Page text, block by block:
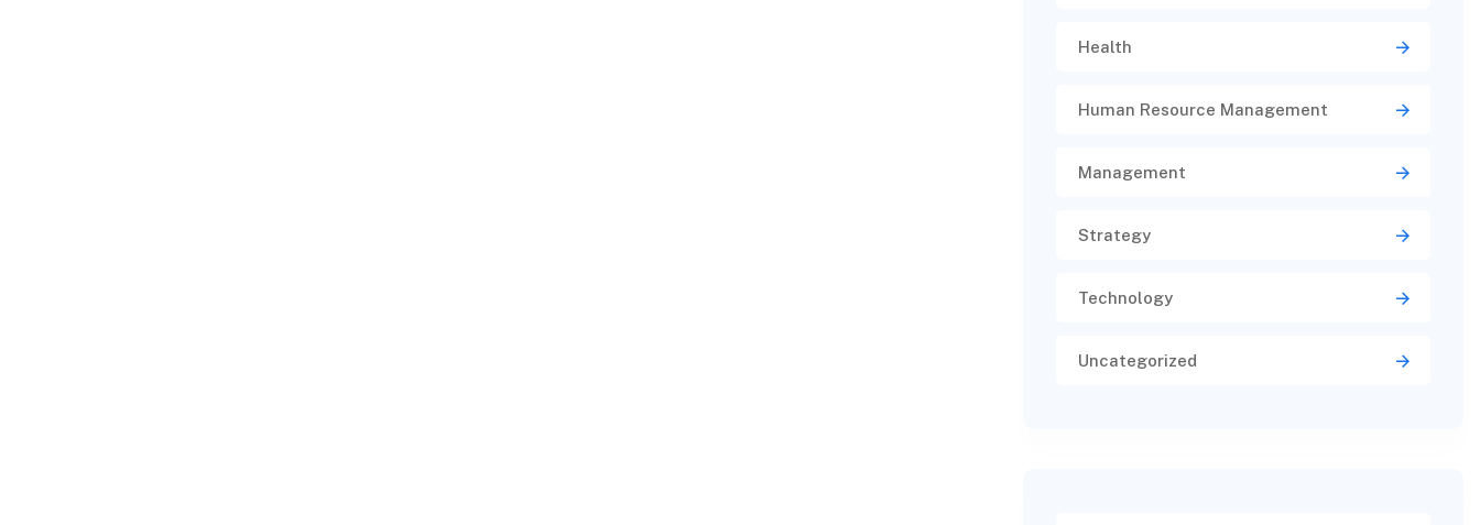
Health
Human Resource Management
Management
Strategy
Technology
Uncategorized